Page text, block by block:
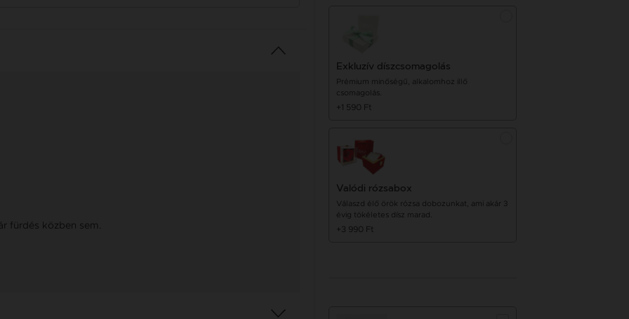
fürdés közben sem.
Exkluzív díszcsomagolás
Prémium minőségű, alkalomhoz illő
csomagolás.
+1 590 Ft
Valódi rózsabox
Válaszd élő örök rózsa dobozunkat, ami akár 3
évig tökéletes dísz marad.
+3 990 Ft